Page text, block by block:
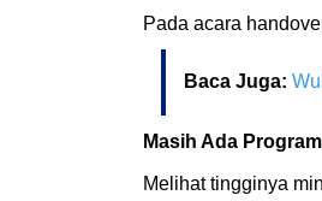
Pada acara
Baca Juga:
Masih Ada
Melihat tingginya